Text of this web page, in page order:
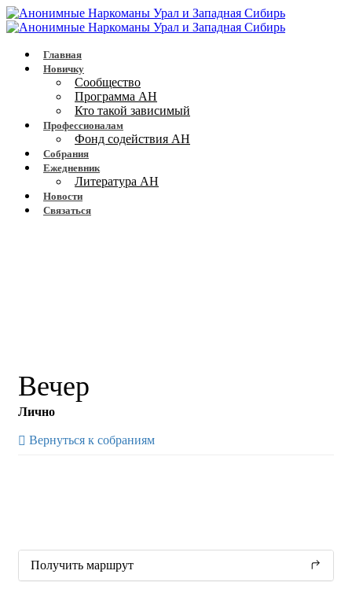
Главная
Новичку
Сообщество
Программа АН
Кто такой зависимый
Профессионалам
Фонд содействия АН
Собрания
Ежедневник
Литература АН
Новости
Связаться
Вечер
Лично
Вернуться к собраниям
Получить маршрут